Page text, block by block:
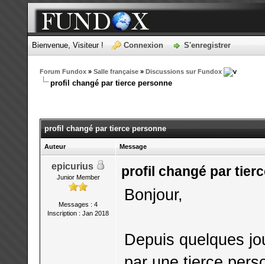
Bienvenue, Visiteur ! Connexion S'enregistrer
Forum Fundox» Salle française» Discussions sur Fundox
profil changé par tierce personne
profil changé par tierce personne
Auteur Message
epicurius
Junior Member
Messages : 4
Inscription : Jan 2018
profil changé par
Bonjour,
Depuis quelques